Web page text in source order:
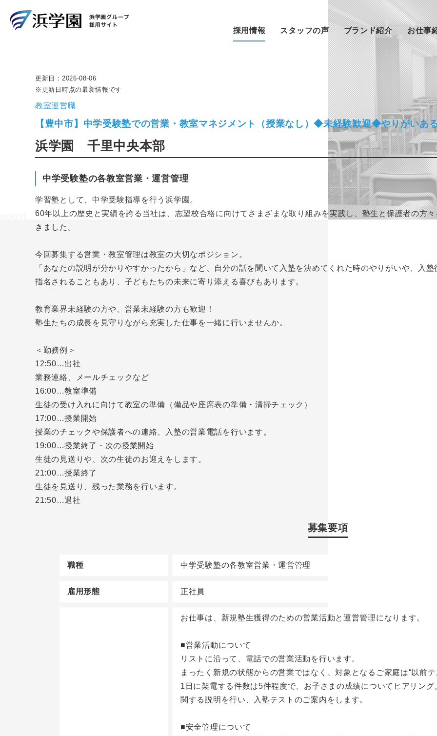
採用情報 スタッフの声 ブランド紹介 お仕事
更新日： 2026-08-06
※更新日時点の最新情報です
教室運営職
【豊中市】中学受験塾での営業・教室マネジメント（授業なし）◆未経験歓迎◆やりがいあ
浜学園 千里中央本部
中学受験塾の各教室営業・運営管理
学習塾として、中学受験指導を行う浜学園。
60年以上の歴史と実績を誇る当社は、志望校合格に向けてさまざまな取り組みを実践し、塾生と保護者の方
きました。
今回募集する営業・教室管理は教室の大切なポジション。
「あなたの説明が分かりやすかったから」など、自分の話を聞いて入塾を決めてくれた時のやりがいや、入塾
指名されることもあり、子どもたちの未来に寄り添える喜びもあります。
教育業界未経験の方や、営業未経験の方も歓迎！
塾生たちの成長を見守りながら充実した仕事を一緒に行いませんか。
＜勤務例＞
12:50…出社
業務連絡、メールチェックなど
16:00…教室準備
生徒の受け入れに向けて教室の準備（備品や座席表の準備・清掃チェック）
17:00…授業開始
授業のチェックや保護者への連絡、入塾の営業電話を行います。
19:00…授業終了・次の授業開始
生徒の見送りや、次の生徒のお迎えをします。
21:00…授業終了
生徒を見送り、残った業務を行います。
21:50…退社
募集要項
職種 中学受験塾の各教室営業・運営管理
雇用形態 正社員
お仕事は、新規塾生獲得のための営業活動と運営管理になります。
■営業活動について
リストに沿って、電話での営業活動を行います。
まったく新規の状態からの営業ではなく、対象となるご家庭は“以前
1日に架電する件数は5件程度で、お子さまの成績についてヒアリン
関する説明を行い、入塾テストのご案内をします。
■安全管理について